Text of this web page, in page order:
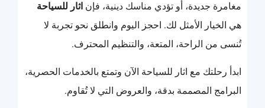
مغامرة جديدة، أو تؤدي مناسك دينية، فإن اثار للسياحة
هي الخيار الأمثل لك. احجز اليوم وانطلق نحو تجربة لا
تُنسى من الراحة، المتعة، والتنظيم المحترف.
ابدأ رحلتك مع اثار للسياحة الآن وتمتع بالخدمات الحصرية،
البرامج المصممة بدقة، والعروض التي لا تُقاوم.